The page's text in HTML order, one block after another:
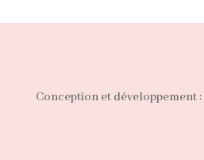
Conception et développement :